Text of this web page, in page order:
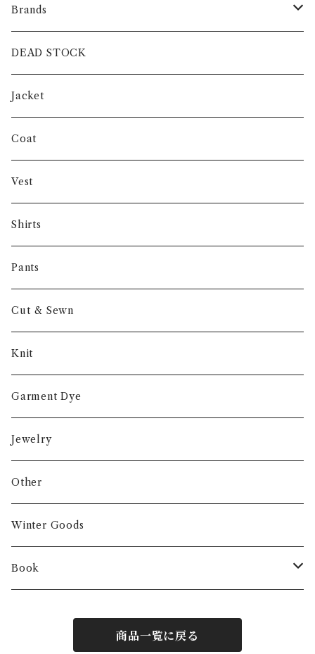
Brands
intch.
SHUREN
INVERTERE
Gambert
NORIEI
Other
DEAD STOCK
Jacket
Coat
Vest
Shirts
Pants
Cut & Sewn
Knit
Garment Dye
Jewelry
Other
Winter Goods
Book
商品一覧に戻る